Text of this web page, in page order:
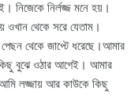
নিজেকে নির্লজ্জ মনে হয়।
ওখান থেকে সরে যেতাম।
থেকে জাপ্টে ধরেছে।আমার
কিছু বুঝে ওঠার আগেই। আমার
আমি লজ্জায় আর কাউকে কিছু